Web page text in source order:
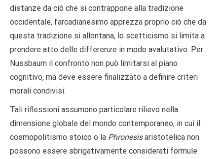
distanze da ciò che si contrappone alla tradizione
occidentale, l’arcadianesimo apprezza proprio ciò che da
questa tradizione si allontana, lo scetticismo si limita a
prendere atto delle differenze in modo avalutativo. Per
Nussbaum il confronto non può limitarsi al piano
cognitivo, ma deve essere finalizzato a definire criteri
morali condivisi.
Tali riflessioni assumono particolare rilievo nella
dimensione globale del mondo contemporaneo, in cui il
cosmopolitismo stoico o la Phronesisaristotelica non
possono essere sbrigativamente considerati formule